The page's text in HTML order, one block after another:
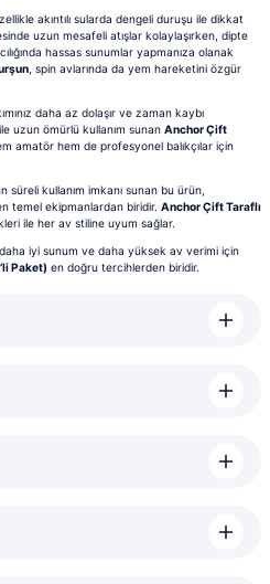
akıntılı sularda dengeli duruşu ile dikkat
uzun mesafeli atışlar kolaylaşırken, dipte
hassas sunumlar yapmanıza olanak
, spin avlarında da yem hareketini özgür
daha az dolaşır ve zaman kaybı
ile uzun ömürlü kullanım sunan Anchor Çift
amatör hem de profesyonel balıkçılar için
kullanım imkanı sunan bu ürün,
temel ekipmanlardan biridir. Anchor Çift Taraflı
ile her av stiline uyum sağlar.
iyi sunum ve daha yüksek av verimi için
Paket) en doğru tercihlerden biridir.